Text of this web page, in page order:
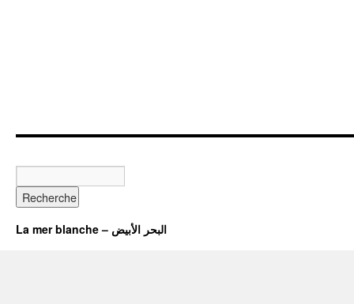
La mer blanche – البحر الأبيض